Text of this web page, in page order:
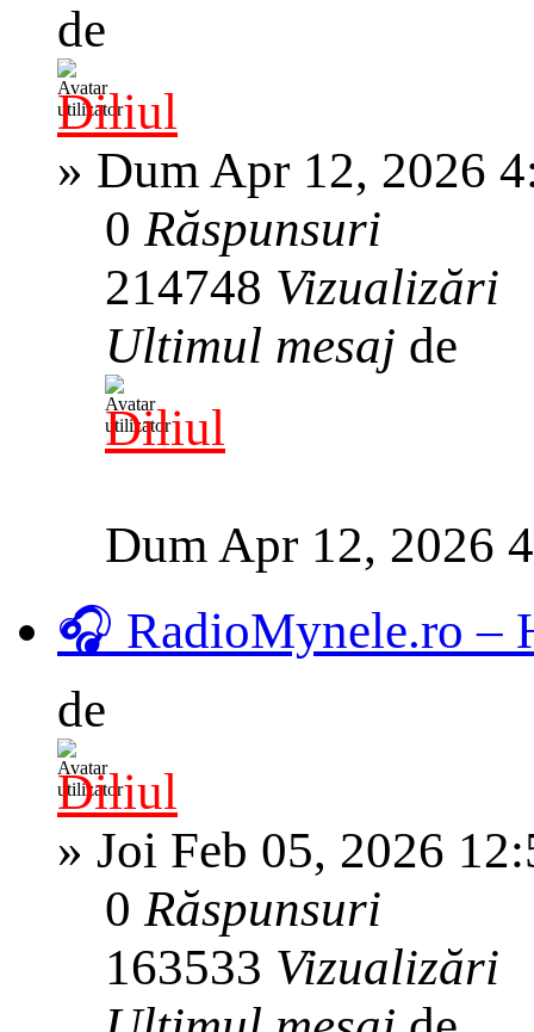
de
Diliul
» Dum Apr 12, 2026
0Răspunsuri
214748 Vizualizări
Ultimul mesaj de
Diliul
Dum Apr 12, 2026
🎧 RadioMynele.ro –
de
Diliul
» Joi Feb 05, 2026
0Răspunsuri
163533 Vizualizări